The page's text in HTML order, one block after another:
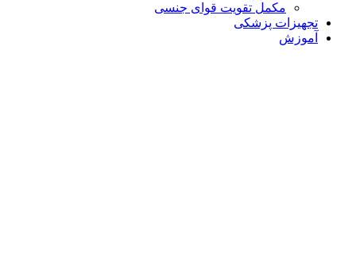
مکمل تقویت قوای جنسی
تجهیزات پزشکی
آموزش